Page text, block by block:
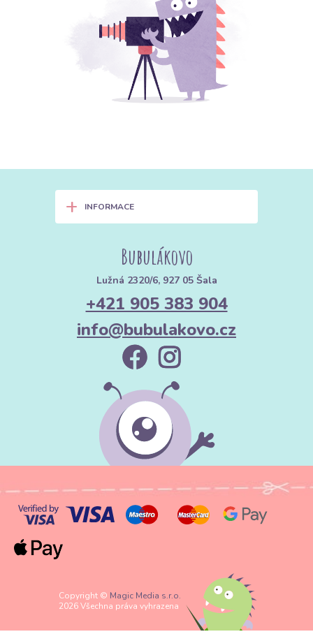
+ INFORMACE
Bubulákovo
Lužná 2320/6, 927 05 Šala
+421 905 383 904
info@bubulakovo.cz
Copyright © Magic Media s.r.o.
2026 Všechna práva vyhrazena